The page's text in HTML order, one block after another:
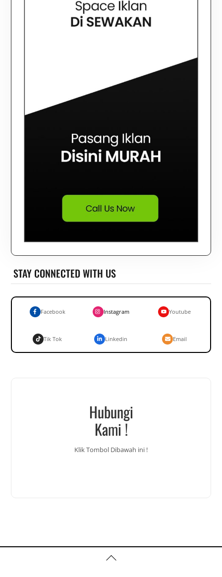
STAY CONNECTED WITH US
Facebook Instagram Youtube
Tik Tok Linkedin Email
Hubungi
Kami !
Klik Tombol Dibawah ini !
Back
To